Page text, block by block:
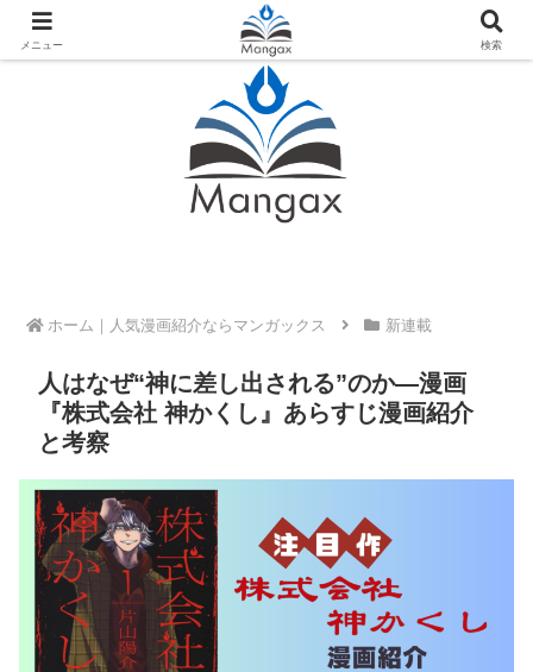
人気おすすめ漫画紹介ならMangax（マンガックス）
ホーム 新連載
人はなぜ“神に差し出される”のか—漫画
『株式会社 神かくし』あらすじ漫画紹介
と考察
メニュー 検索